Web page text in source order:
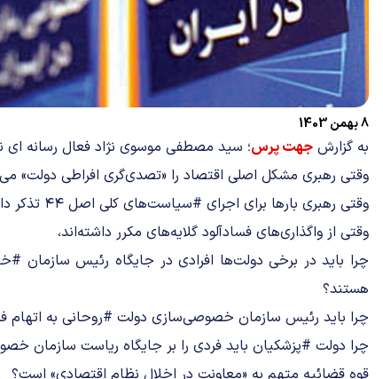
8 بهمن 1403
به گزارش جهت پرس؛ سید مصطفی موسوی نژاد فعال رسانه
وقتی رهبری مشکل اصلی اقتصاد را «تصدی‌گری افراطی دولت»
وقتی رهبری بارها برای اجرای #سیاست‌های کلی اصل ۴۴ تذکر داده‌اند،
وقتی از واگذاری‌های فسادآلود گلایه‌های مکرر داشته‌اند،
چرا باید در برخی دولت‌ها افرادی در جایگاه رئیس سازمان
هستند؟
چرا باید رئیس سازمان خصوصی‌سازی دولت #روحانی به اتهام
چرا دولت #پزشکیان باید فردی را بر جایگاه ریاست سازمان
قوه‌ قضائیه متهم به «معاونت در اخلال نظام اقتصادی» است؟